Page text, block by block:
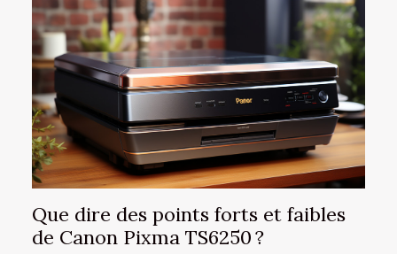
Que dire des points forts et faibles
de Canon Pixma TS6250 ?